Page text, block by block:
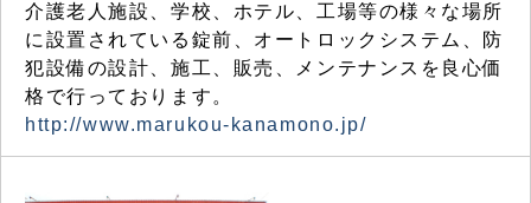
介護老人施設、学校、ホテル、工場等の様々な場所
に設置されている錠前、オートロックシステム、防
犯設備の設計、施工、販売、メンテナンスを良心価
格で行っております。
http://www.marukou-kanamono.jp/